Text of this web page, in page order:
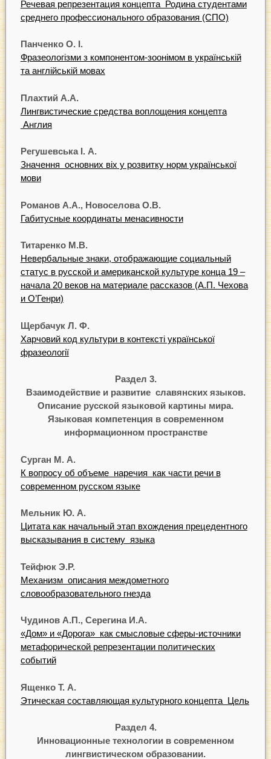
Речевая репрезентация концепта Родина студентами
среднего профессионального образования (СПО)
Панченко О. І.
Фразеологізми з компонентом-зоонімом в українській
та англійській мовах
Плахтий А.А.
Лингвистические средства воплощения концепта
Англия
Регушевська І. А.
Значення основних віх у розвитку норм української
мови
Романов А.А., Новоселова О.В.
Габитусные координаты менасивности
Титаренко М.В.
Невербальные знаки, отображающие социальный
статус в русской и американской культуре конца 19 –
начала 20 веков на материале рассказов (А.П. Чехова
и О’Генри)
Щербачук Л. Ф.
Харчовий код культури в контексті української
фразеології
Раздел 3.
Взаимодействие и развитие славянских языков.
Oписание русской языковой картины мира.
Языковая компетенция в современном
информационном пространстве
Сурган М. А.
К вопросу об объеме наречия как части речи в
современном русском языке
Мельник Ю. А.
Цитата как начальный этап вхождения прецедентного
высказывания в систему языка
Тейфюк Э.Р.
Механизм описания междометного
словообразовательного гнезда
Чудинов А.П., Серегина И.А.
«Дом» и «Дорога» как смысловые сферы-источники
метафорической репрезентации политических
событий
Ященко Т. А.
Этическая составляющая культурного концепта Цель
Раздел 4.
Инновационные технологии в современном
лингвистическом образовании.